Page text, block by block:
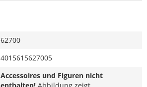
62700
4015615627005
Accessoires und Figuren nicht